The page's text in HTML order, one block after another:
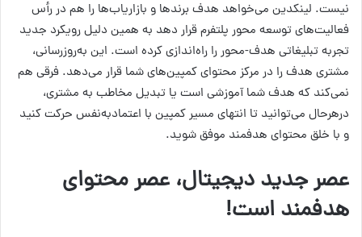
نیست. لینکدین می‌خواهد هدف برندها و بازاریاب‌ها را هم در رأس
فعالیت‌های توسعه محور پلتفرم قرار دهد به همین دلیل رویکرد جدید
تجربه تبلیغاتی هدف-محور را راه‌اندازی کرده است. این به‌روزرسانی،
مشتری هدف را در مرکز محتوای کمپین‌های شما قرار می‌دهد. فرقی هم
نمی‌کند که هدف شما آموزشی است یا تبدیل مخاطب به مشتری،
درهرحال می‌توانید تا انتهای مسیر کمپین با اعتمادبه‌نفس حرکت کنید
و با خلق محتوای هدفمند موفق شوید.
عصر جدید دیجیتال، عصر محتوای
هدفمند است!